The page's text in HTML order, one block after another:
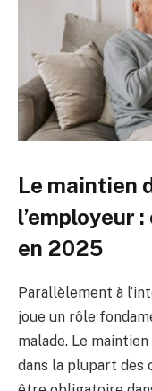
Le maintien
l’employeur
en 2025
Parallèlement à
joue un rôle
malade. Le
dans la plupart